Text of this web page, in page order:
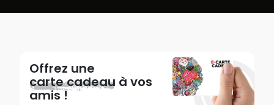
Offrez une
carte cadeau à vos
amis !